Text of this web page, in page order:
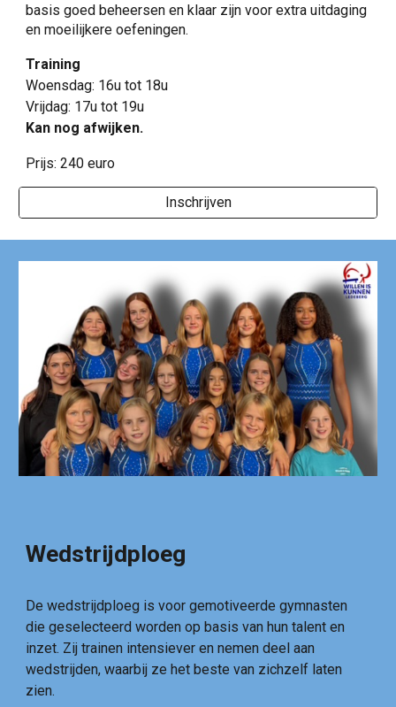
basis goed beheersen en klaar zijn voor extra uitdaging
en moeilijkere oefeningen.
Training
Woensdag: 16u tot 18u
Vrijdag: 17u tot 19u
Kan nog afwijken.
Prijs: 240 euro
Inschrijven
Wedstrijdploeg
De wedstrijdploeg is voor gemotiveerde gymnasten
die geselecteerd worden op basis van hun talent en
inzet. Zij trainen intensiever en nemen deel aan
wedstrijden, waarbij ze het beste van zichzelf laten
zien.